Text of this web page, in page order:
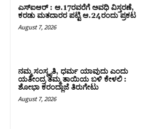
ಎಸ್‌ಐಆರ್‌ : ಆ.17ರವರೆಗೆ ಅವಧಿ ವಿಸ್ತರಣೆ,
ಕರಡು ಮತದಾರರ ಪಟ್ಟಿ ಆ.24ರಂದು ಪ್ರಕಟ
August 7, 2026
ನಮ್ಮ ಸಂಸ್ಕೃತಿ, ಧರ್ಮ ಯಾವುದು ಎಂದು
ಯತೀಂದ್ರ ತಮ್ಮ ತಾಯಿಯ ಬಳಿ ಕೇಳಲಿ :
ಶೋಭಾ ಕರಂದ್ಲಾಜೆ ತಿರುಗೇಟು
August 7, 2026